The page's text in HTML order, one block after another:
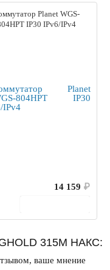
Planet WGS-
IP30 IPv6/IPv4
14 159 ₽
315M НАКС:
ваше мнение